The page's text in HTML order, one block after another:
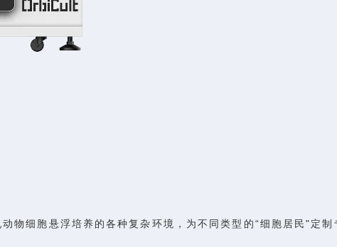
物细胞悬浮培养的各种复杂环境，为不同类型的“细胞居民"定